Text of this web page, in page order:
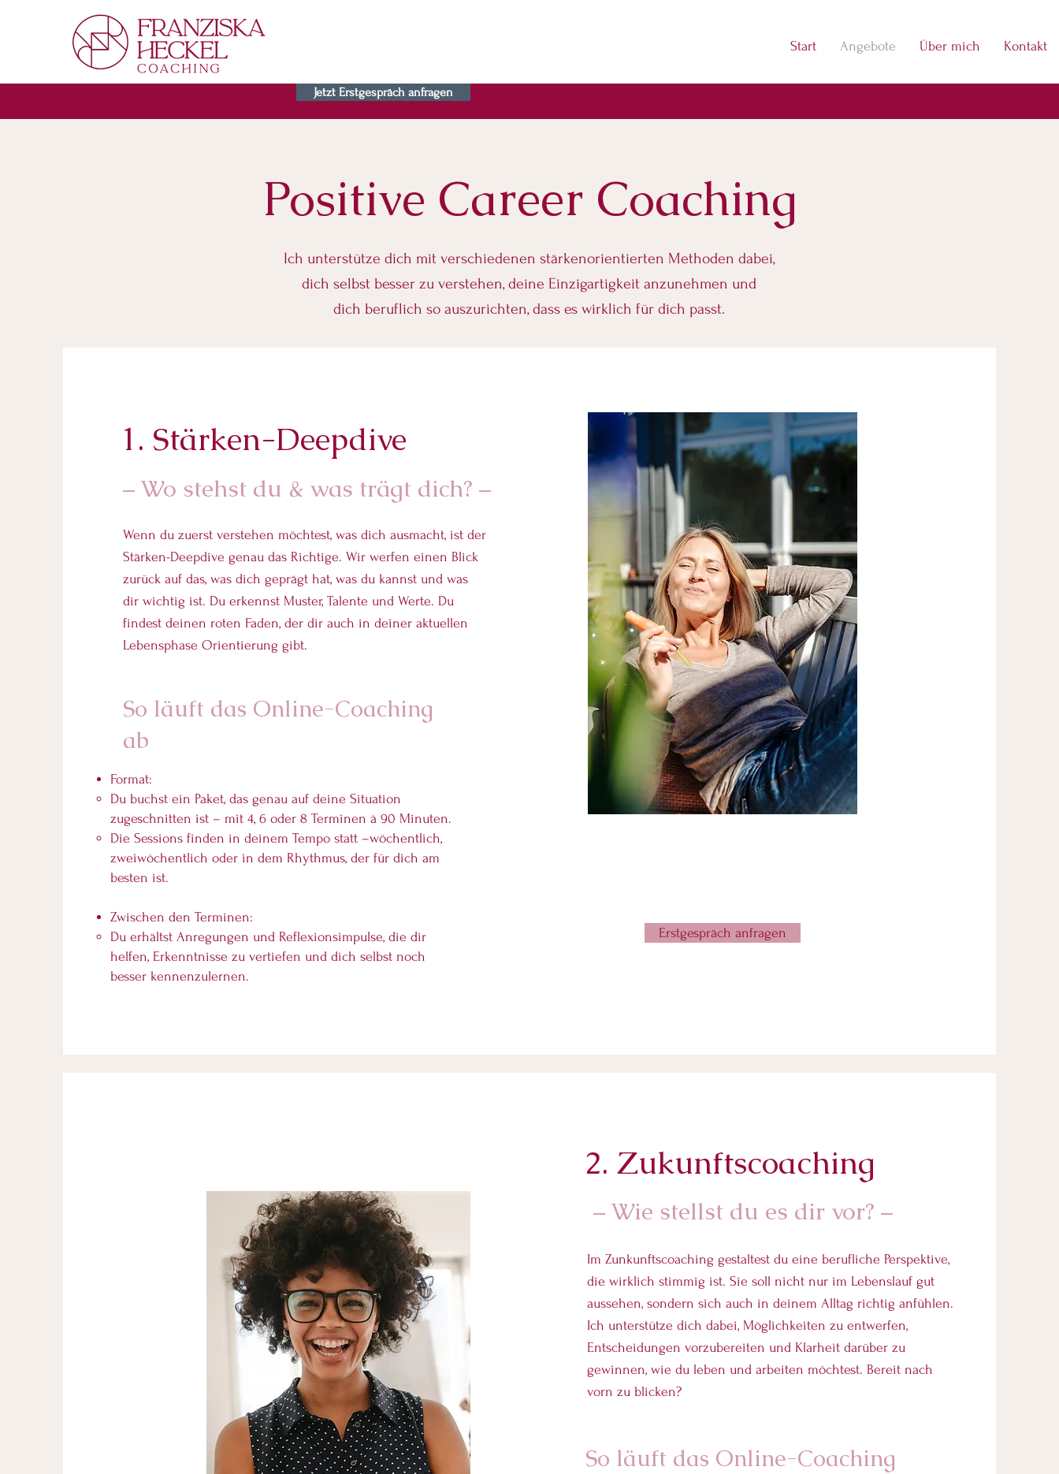
Start Angebote Über mich Kontakt
Jetzt Erstgespräch anfragen
Positive Career Coaching
Ich unterstütze dich mit verschiedenen stärkenorientierten Methoden dabei,
dich selbst besser zu verstehen, deine Einzigartigkeit anzunehmen und
dich beruflich so auszurichten, dass es wirklich für dich passt.
1. Stärken-Deepdive
– Wo stehst du & was trägt dich? –
Wenn du zuerst verstehen möchtest, was dich ausmacht, ist der
Stärken-Deepdive genau das Richtige. Wir werfen einen Blick
zurück auf das, was dich geprägt hat, was du kannst und was
dir wichtig ist. Du erkennst Muster, Talente und Werte. Du
findest deinen roten Faden, der dir auch in deiner aktuellen
Lebensphase Orientierung gibt.
So läuft das Online-Coaching
ab
Format:
Du buchst ein Paket, das genau auf deine Situation
zugeschnitten ist – mit 4, 6 oder 8 Terminen à 90 Minuten.
Die Sessions finden in deinem Tempo statt –wöchentlich,
zweiwöchentlich oder in dem Rhythmus, der für dich am
besten ist.
Zwischen den Terminen:
Du erhältst Anregungen und Reflexionsimpulse, die dir
helfen, Erkenntnisse zu vertiefen und dich selbst noch
besser kennenzulernen.
Erstgespräch anfragen
2. Zukunftscoaching
– Wie stellst du es dir vor? –
Im Zunkunftscoaching gestaltest du eine berufliche Perspektive,
die wirklich stimmig ist. Sie soll nicht nur im Lebenslauf gut
aussehen, sondern sich auch in deinem Alltag richtig anfühlen.
Ich unterstütze dich dabei, Möglichkeiten zu entwerfen,
Entscheidungen vorzubereiten und Klarheit darüber zu
gewinnen, wie du leben und arbeiten möchtest. Bereit nach
vorn zu blicken?
So läuft das Online-Coaching